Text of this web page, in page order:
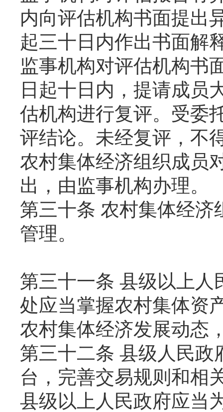
内向评估机构书面提出
起三十日内作出书面解
监事机构对评估机构书
日起十日内，提请成员
估机构进行复评。受委
评结论。未经复评，不
农村集体经济组织成员
出，由监事机构办理。
第三十条 农村集体经济
管理。
第三十一条 县级以上人
处应当掌握农村集体资
农村集体经济发展动态
第三十二条 县级人民政
台，完善交易规则和相
县级以上人民政府应当